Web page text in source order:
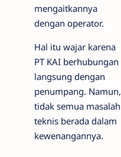
mengaitkannya
dengan operator.
Hal itu wajar karena
PT KAI berhubungan
langsung dengan
penumpang. Namun,
tidak semua masalah
teknis berada dalam
kewenangannya.